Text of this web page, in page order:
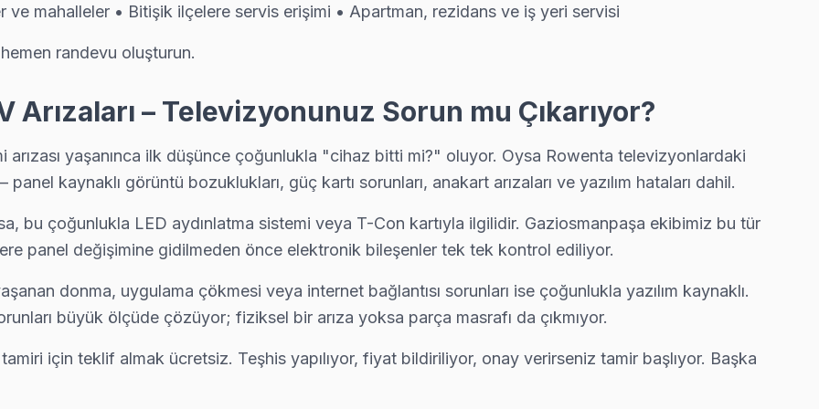
ve mahalleler • Bitişik ilçelere servis erişimi • Apartman, rezidans ve iş yeri servisi
randevu oluşturun.
– Televizyonunuz Sorun mu Çıkarıyor?
yaşanınca ilk düşünce çoğunlukla "cihaz bitti mi?" oluyor. Oysa Rowenta televizyonlardaki
kaynaklı görüntü bozuklukları, güç kartı sorunları, anakart arızaları ve yazılım hataları dahil.
bu çoğunlukla LED aydınlatma sistemi veya T-Con kartıyla ilgilidir. Gaziosmanpaşa ekibimiz bu tür
panel değişimine gidilmeden önce elektronik bileşenler tek tek kontrol ediliyor.
donma, uygulama çökmesi veya internet bağlantısı sorunları ise çoğunlukla yazılım kaynaklı.
büyük ölçüde çözüyor; fiziksel bir arıza yoksa parça masrafı da çıkmıyor.
için teklif almak ücretsiz. Teşhis yapılıyor, fiyat bildiriliyor, onay verirseniz tamir başlıyor. Başka